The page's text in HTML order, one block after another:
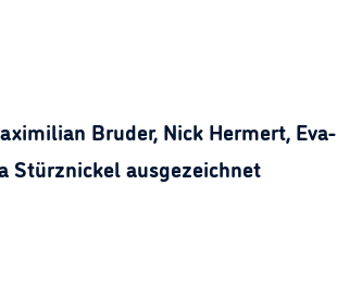
Bruder, Nick Hermert, Eva-
Stürznickel ausgezeichnet